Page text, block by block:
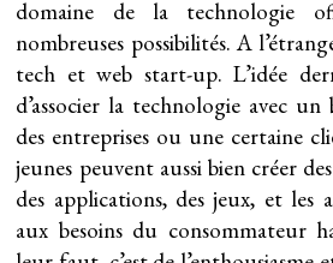
domaine de la technologie
nombreuses possibilités. A
tech et web start-up. L’idée
d’associer la technologie avec
des entreprises ou une certaine
jeunes peuvent aussi bien créer
des applications, des jeux, et les
aux besoins du consommateur